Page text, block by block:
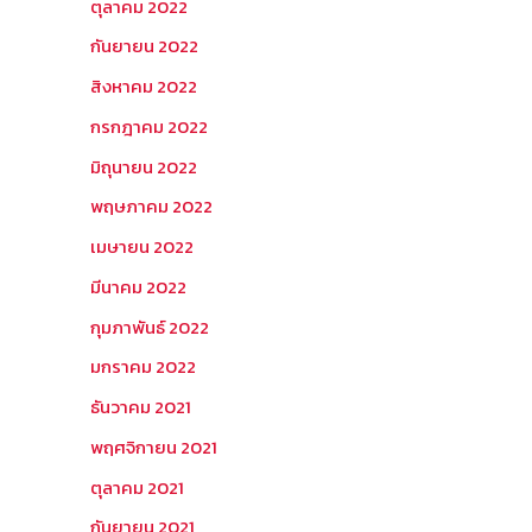
ตุลาคม 2022
กันยายน 2022
สิงหาคม 2022
กรกฎาคม 2022
มิถุนายน 2022
พฤษภาคม 2022
เมษายน 2022
มีนาคม 2022
กุมภาพันธ์ 2022
มกราคม 2022
ธันวาคม 2021
พฤศจิกายน 2021
ตุลาคม 2021